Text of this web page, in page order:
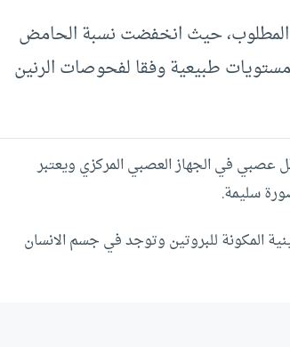
المطلوب، حيث انخفضت نسبة الحامض
طبيعية وفقا لفحوصات الرنين
عصبي في الجهاز العصبي المركزي ويعتبر
سليمة.
المكونة للبروتين وتوجد في جسم الانسان